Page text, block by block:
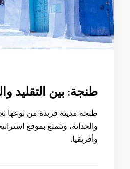
طنجة: بين التقليد
طنجة مدينة فريدة من نوعها
والحداثة، وتتمتع بموقع
وأفريقيا.